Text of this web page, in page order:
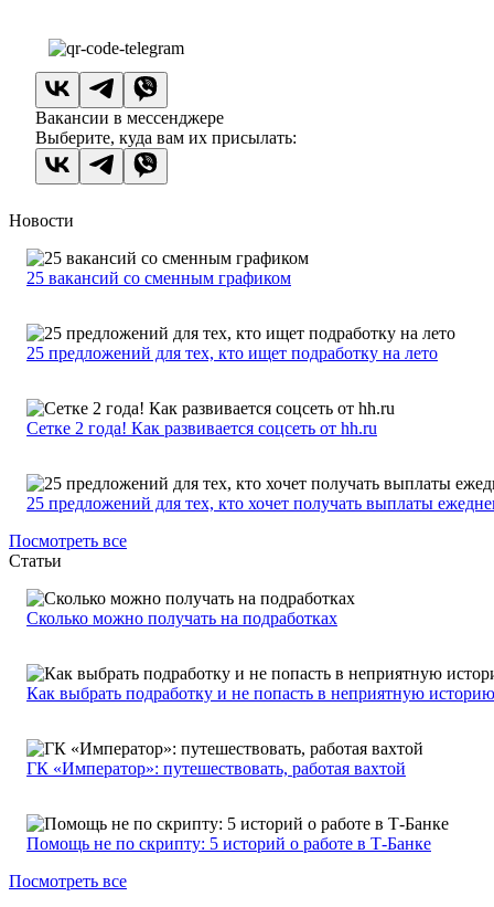
Вакансии в мессенджере
Выберите, куда вам их присылать:
Новости
25 вакансий со сменным графиком
25 предложений для тех, кто ищет подработку на лето
Сетке 2 года! Как развивается соцсеть от hh.ru
25 предложений для тех, кто хочет получать выплаты
Посмотреть все
Статьи
Сколько можно получать на подработках
Как выбрать подработку и не попасть в неприятную историю
ГК «Император»: путешествовать, работая вахтой
Помощь не по скрипту: 5 историй о работе в Т-Банке
Посмотреть все